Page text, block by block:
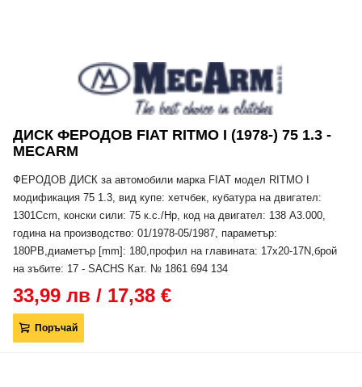
ДИСК ФЕРОДОВ FIAT RITMO I (1978-) 75 1.3 -
MECARM
ФЕРОДОВ ДИСК за автомобили марка FIAT модел RITMO I
модификация 75 1.3, вид купе: хетчбек, кубатура на двигател:
1301Ccm, конски сили: 75 к.с./Hp, код на двигател: 138 A3.000,
година на производство: 01/1978-05/1987, параметър:
180PB,диаметър [mm]: 180,профил на главината: 17x20-17N,брой
на зъбите: 17 - SACHS Кат. № 1861 694 134
33,99 лв / 17,38 €
Поръчай